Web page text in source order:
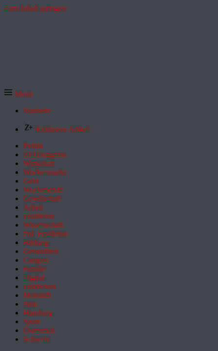
Zum Inhalt springen
Menü
Startseite
Exklusive Artikel
Politik
ZEITmagazin
Wirtschaft
Wochenmarkt
Geld
Wochenende
Gesellschaft
Arbeit
Feuilleton
Wissenschaft
Pol. Feuilleton
Bildung
Gesundheit
Campus
Familie
Digital
Entdecken
Mobilität
Sinn
Hamburg
Sport
Österreich
Schweiz